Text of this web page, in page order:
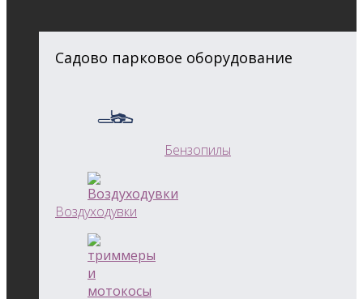
Садово парковое оборудование
Бензопилы
Воздуходувки